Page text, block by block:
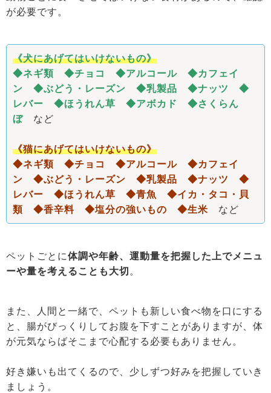
が必要です。
《犬にあげてはいけないもの》
◆ネギ類 ◆チョコ ◆アルコール ◆カフェイ
ン ◆ぶどう・レーズン ◆乳製品 ◆ナッツ ◆
レバー ◆ほうれん草 ◆アボカド ◆さくらん
ぼなど
《猫にあげてはいけないもの》
◆ネギ類 ◆チョコ ◆アルコール ◆カフェイ
ン ◆ぶどう・レーズン ◆乳製品 ◆ナッツ ◆
レバー ◆ほうれん草 ◆青魚 ◆イカ・タコ・貝
類 ◆香辛料 ◆塩分の強いもの ◆生米 など
ペットごとに体調や年齢、運動量を把握した上でメニュ
ーや量を考えることも大切 。
また、人間と一緒で、ペットも新しい食べ物を口にする
と、腸がびっくりしてお腹を下すことがありますが、体
が元気ならばそこまで心配する必要もありません。
好き嫌いも出てくるので、少しずつ好みを把握していき
ましょう。